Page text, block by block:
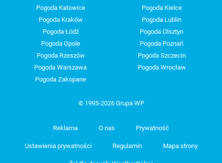
Pogoda Katowice
Pogoda Kielce
Pogoda Kraków
Pogoda Lublin
Pogoda Łódź
Pogoda Olsztyn
Pogoda Opole
Pogoda Poznań
Pogoda Rzeszów
Pogoda Szczecin
Pogoda Warszawa
Pogoda Wrocław
Pogoda Zakopane
© 1995-2026 Grupa WP
Reklama O nas Prywatność
Ustawienia prywatności Regulamin Mapa strony